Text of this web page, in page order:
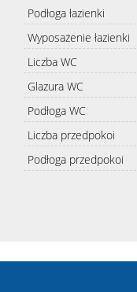
Podłoga łazienki
Wyposażenie łazienki
Liczba WC
Glazura WC
Podłoga WC
Liczba przedpokoi
Podłoga przedpokoi